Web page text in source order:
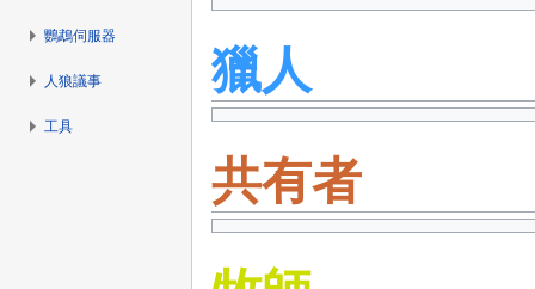
獵人
共有者
鸚鵡伺服器
人狼議事
工具